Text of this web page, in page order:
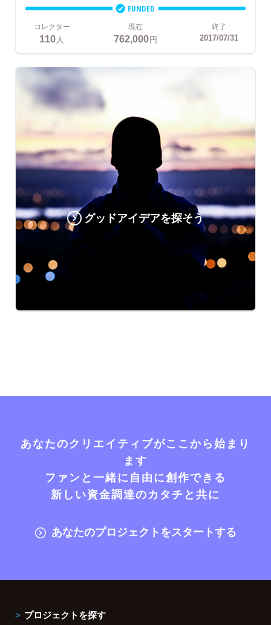
FUNDED
コレクター
110人
現在
762,000円
終了
2017/07/31
グッドアイデアを探そう
あなたのクリエイティブがここから始まり
ます
ファンと一緒に自由に創作できる
新しい資金調達のカタチと共に
あなたのプロジェクトをスタートする
プロジェクトを探す